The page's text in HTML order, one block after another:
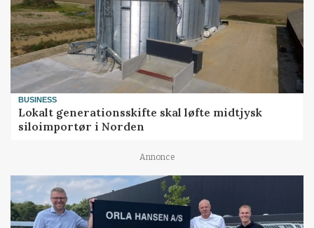
BUSINESS
Lokalt generationsskifte skal løfte midtjysk
siloimportør i Norden
Annonce